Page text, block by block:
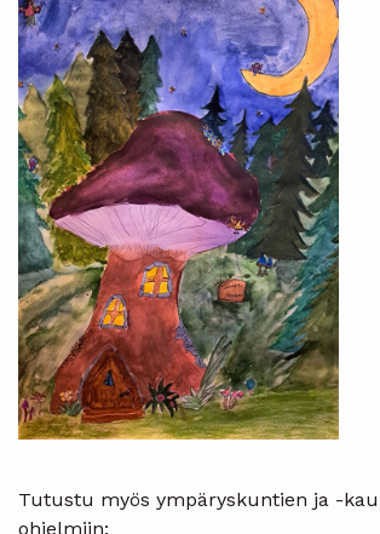
Tutustu myös ympäryskuntien ja -
ohjelmiin: